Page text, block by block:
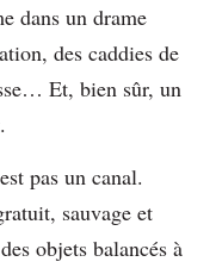
dans un drame
des caddies de
Et, bien sûr, un
pas un canal.
sauvage et
objets balancés à